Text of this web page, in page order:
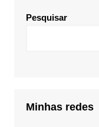
Pesquisar
Minhas redes